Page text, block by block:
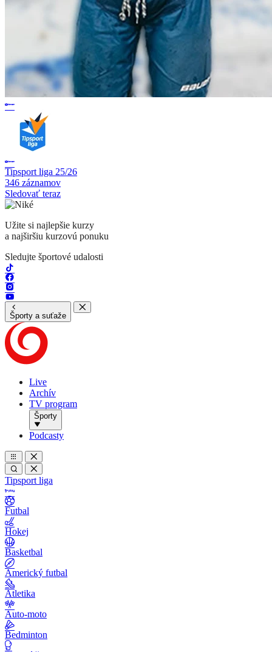
Tipsport liga 25/26
346 záznamov
Sledovať teraz
Užite si najlepšie kurzy
a najširšiu kurzovú ponuku
Sledujte športové udalosti
Športy a suťaže
Live
Archív
TV program
Športy
Podcasty
Tipsport liga
Futbal
Hokej
Basketbal
Americký futbal
Atletika
Auto-moto
Bedminton